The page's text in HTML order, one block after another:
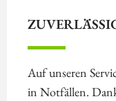
Auf unseren
in Notfällen.